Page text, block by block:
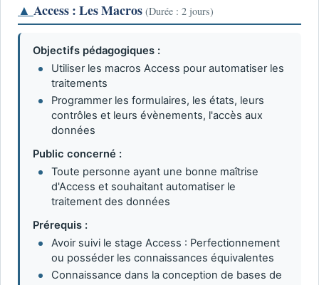
▲ Access : Les Macros (Durée : 2 jours)
Objectifs pédagogiques :
Utiliser les macros Access pour automatiser les
traitements
Programmer les formulaires, les états, leurs
contrôles et leurs évènements, l'accès aux
données
Public concerné :
Toute personne ayant une bonne maîtrise
d'Access et souhaitant automatiser le
traitement des données
Prérequis :
Avoir suivi le stage Access : Perfectionnement
ou posséder les connaissances équivalentes
Connaissance dans la conception de bases de